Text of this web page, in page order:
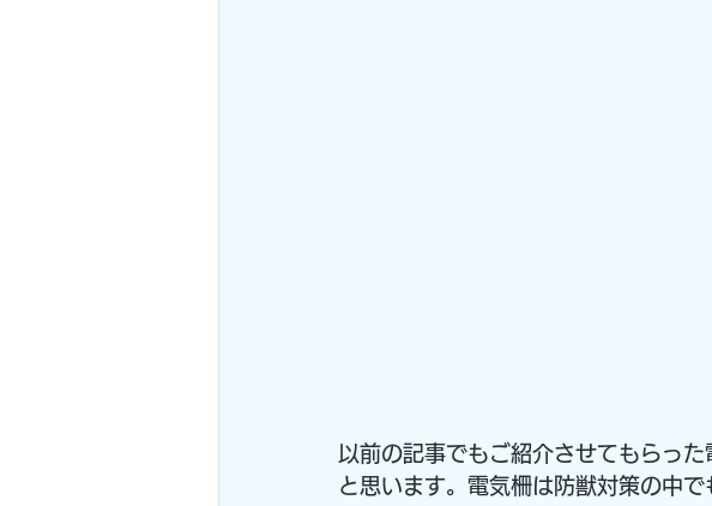
以前の記事でもご紹介させてもらっ
と思います。電気柵は防獣対策の中